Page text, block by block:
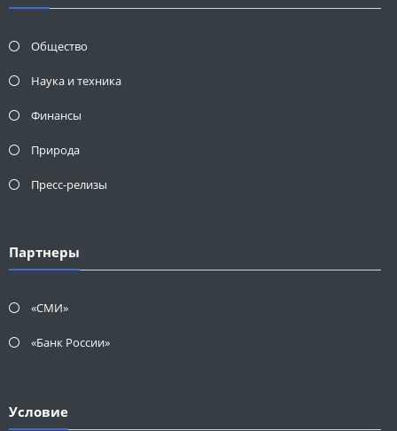
Общество
Наука и техника
Финансы
Природа
Пресс-релизы
Партнеры
«СМИ»
«Банк России»
Условие